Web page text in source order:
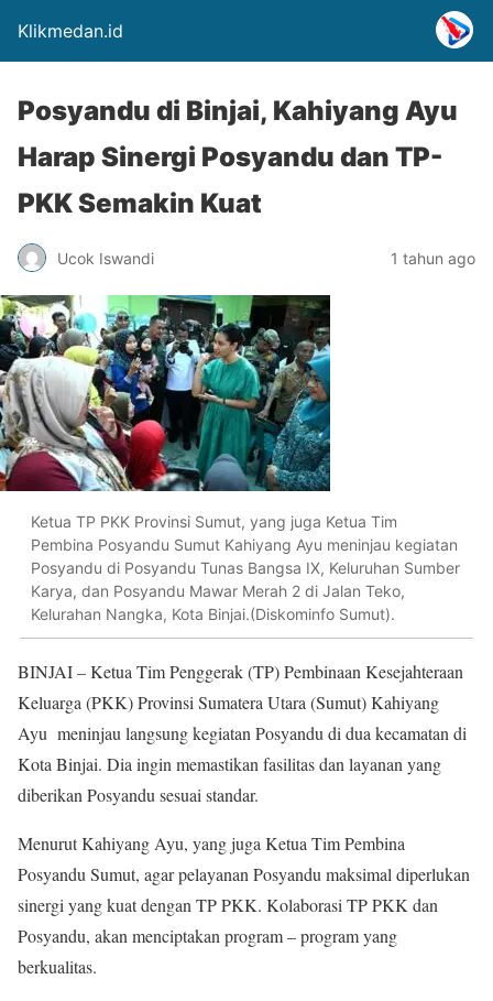
Klikmedan.id
Posyandu di Binjai, Kahiyang Ayu
Harap Sinergi Posyandu dan TP-
PKK Semakin Kuat
Ucok Iswandi 1 tahun ago
Ketua TP PKK Provinsi Sumut, yang juga Ketua Tim
Pembina Posyandu Sumut Kahiyang Ayu meninjau kegiatan
Posyandu di Posyandu Tunas Bangsa IX, Keluruhan Sumber
Karya, dan Posyandu Mawar Merah 2 di Jalan Teko,
Kelurahan Nangka, Kota Binjai.(Diskominfo Sumut).
BINJAI – Ketua Tim Penggerak (TP) Pembinaan Kesejahteraan
Keluarga (PKK) Provinsi Sumatera Utara (Sumut) Kahiyang
Ayu meninjau langsung kegiatan Posyandu di dua kecamatan di
Kota Binjai. Dia ingin memastikan fasilitas dan layanan yang
diberikan Posyandu sesuai standar.
Menurut Kahiyang Ayu, yang juga Ketua Tim Pembina
Posyandu Sumut, agar pelayanan Posyandu maksimal diperlukan
sinergi yang kuat dengan TP PKK. Kolaborasi TP PKK dan
Posyandu, akan menciptakan program – program yang
berkualitas.